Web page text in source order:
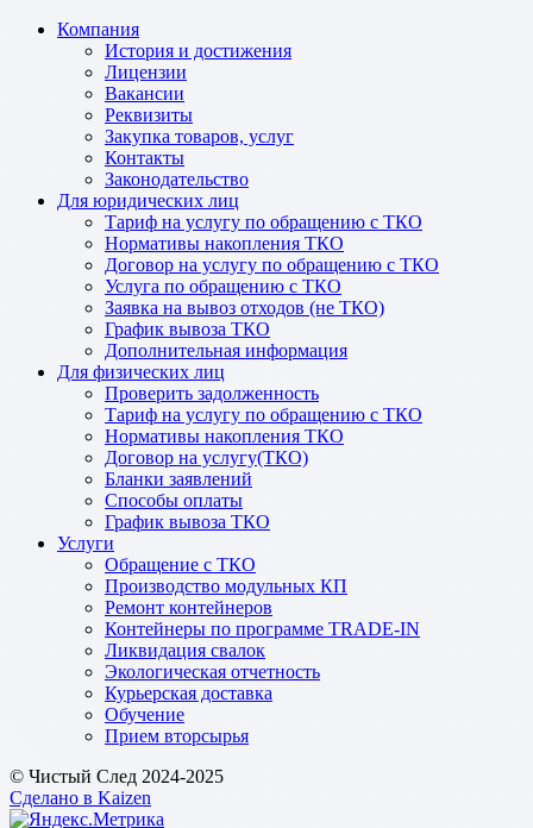
Компания
История и достижения
Лицензии
Вакансии
Реквизиты
Закупка товаров, услуг
Контакты
Законодательство
Для юридических лиц
Тариф на услугу по обращению с ТКО
Нормативы накопления ТКО
Договор на услугу по обращению с ТКО
Услуга по обращению с ТКО
Заявка на вывоз отходов (не ТКО)
График вывоза ТКО
Дополнительная информация
Для физических лиц
Проверить задолженность
Тариф на услугу по обращению с ТКО
Нормативы накопления ТКО
Договор на услугу(ТКО)
Бланки заявлений
Способы оплаты
График вывоза ТКО
Услуги
Обращение с ТКО
Производство модульных КП
Ремонт контейнеров
Контейнеры по программе TRADE-IN
Ликвидация свалок
Экологическая отчетность
Курьерская доставка
Обучение
Прием вторсырья
© Чистый След 2024-2025
Сделано в Kaizen